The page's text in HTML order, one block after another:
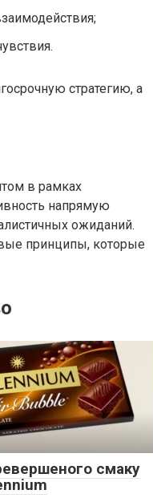
стратегию, а
в рамках
напрямую
ожиданий.
принципы, которые
смаку